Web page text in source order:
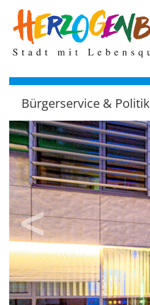
zum
Hauptinhalt
Bürgerservice & Politik